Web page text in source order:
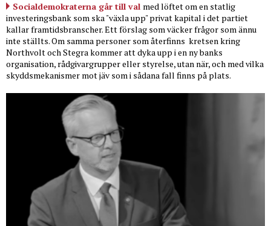
Socialdemokraterna går till val med löftet om en statlig
investeringsbank som ska "växla upp" privat kapital i det partiet
kallar framtidsbranscher. Ett förslag som väcker frågor som ännu
inte ställts. Om samma personer som återfinns kretsen kring
Northvolt och Stegra kommer att dyka upp i en ny banks
organisation, rådgivargrupper eller styrelse, utan när, och med vilka
skyddsmekanismer mot jäv som i sådana fall finns på plats.